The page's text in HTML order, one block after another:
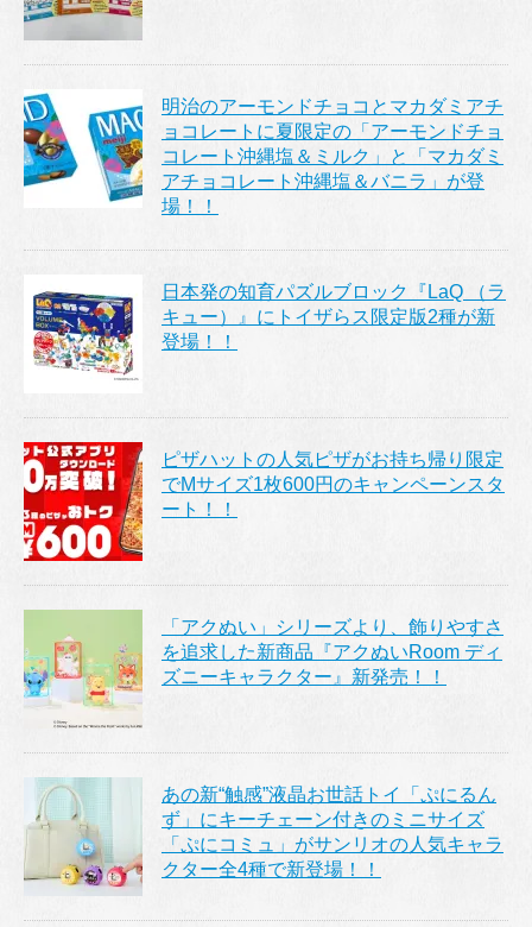
明治のアーモンドチョコとマカダミアチ
ョコレートに夏限定の「アーモンドチョ
コレート沖縄塩＆ミルク」と「マカダミ
アチョコレート沖縄塩＆バニラ」が登
場！！
日本発の知育パズルブロック『LaQ （ラ
キュー）』にトイザらス限定版2種が新
登場！！
ピザハットの人気ピザがお持ち帰り限定
でMサイズ1枚600円のキャンペーンスタ
ート！！
「アクぬい」シリーズより、飾りやすさ
を追求した新商品『アクぬいRoom ディ
ズニーキャラクター』新発売！！
あの新“触感”液晶お世話トイ「ぷにるん
ず」にキーチェーン付きのミニサイズ
「ぷにコミュ」がサンリオの人気キャラ
クター全4種で新登場！！